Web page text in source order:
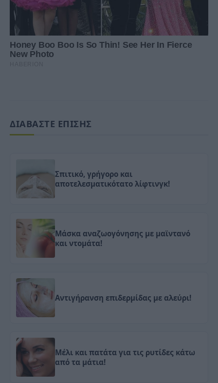
ΔΙΑΒΑΣΤΕ ΕΠΙΣΗΣ
Σπιτικό, γρήγορο και
αποτελεσματικότατο λίφτινγκ!
Μάσκα αναζωογόνησης με μαϊντανό
και ντομάτα!
Αντιγήρανση επιδερμίδας με αλεύρι!
Μέλι και πατάτα για τις ρυτίδες κάτω
από τα μάτια!